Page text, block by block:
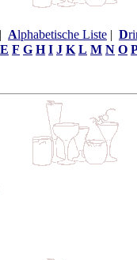
Alphabetische Liste | D
E F G H I J K L M N O